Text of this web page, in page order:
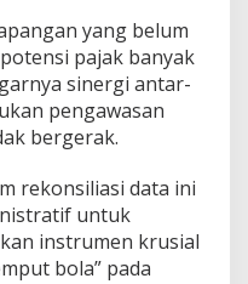
yang belum
pajak banyak
sinergi antar-
pengawasan
bergerak.
rekonsiliasi data ini
untuk
instrumen krusial
bola” pada